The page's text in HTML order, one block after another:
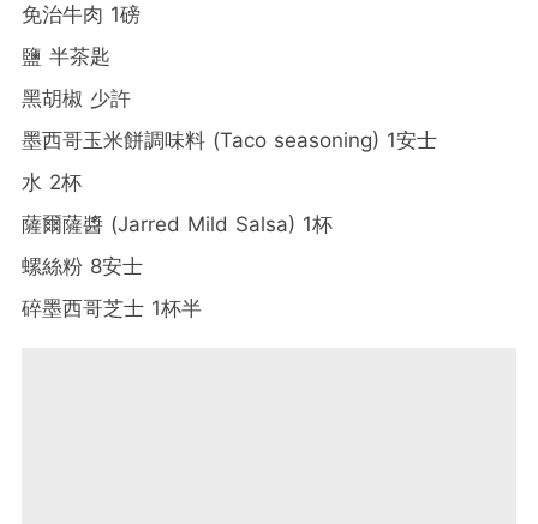
免治牛肉 1磅
鹽 半茶匙
黑胡椒 少許
墨西哥玉米餅調味料 (Taco seasoning) 1安士
水 2杯
薩爾薩醬 (Jarred Mild Salsa) 1杯
螺絲粉 8安士
碎墨西哥芝士 1杯半